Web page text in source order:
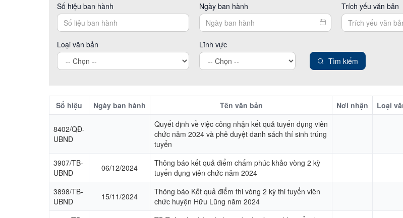
Số hiệu ban hành Ngày ban hành Trích yếu văn bản
Loại văn bản
Lĩnh vực
Tìm kiếm
Số hiệu Ngày ban hành Tên văn bản Nơi nhận Loại
8402/QĐ-
UBND
Quyết định về việc công nhận kết quả tuyển dụng viên
chức năm 2024 và phê duyệt danh sách thí sinh trúng
tuyển
3907/TB-
UBND
06/12/2024
Thông báo kết quả điểm chấm phúc khảo vòng 2 kỳ
tuyển dụng viên chức năm 2024
3898/TB-
UBND
15/11/2024
Thông báo Kết quả điểm thi vòng 2 kỳ thi tuyển viên
chức huyện Hữu Lũng năm 2024